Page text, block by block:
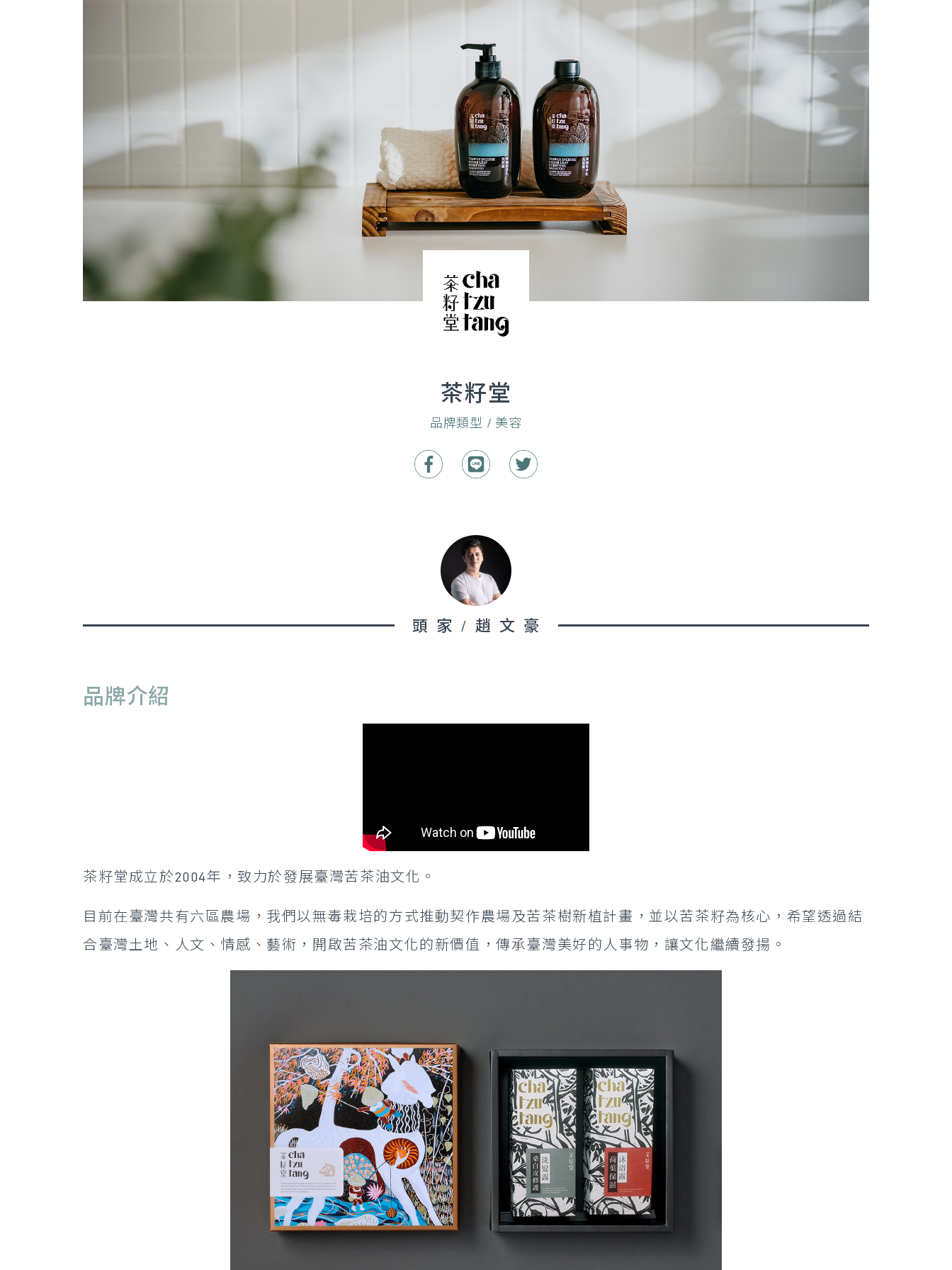
茶籽堂
品牌類型 / 美容
頭家/趙文豪
品牌介紹
茶籽堂成立於2004年，致力於發展臺灣苦茶油文化。
目前在臺灣共有六區農場，我們以無毒栽培的方式推動契作農場及苦茶樹新植計畫，並以苦茶籽為核心，希望透過結
合臺灣土地、人文、情感、藝術，開啟苦茶油文化的新價值，傳承臺灣美好的人事物，讓文化繼續發揚。